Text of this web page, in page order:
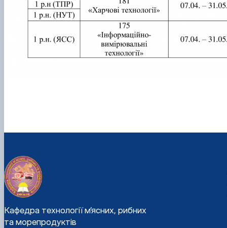
Кафедра технології м’ясних, рибних
та морепродуктів